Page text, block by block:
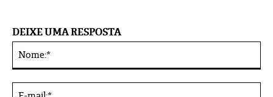
DEIXE UMA RESPOSTA